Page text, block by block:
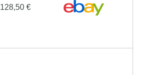
128,50 €